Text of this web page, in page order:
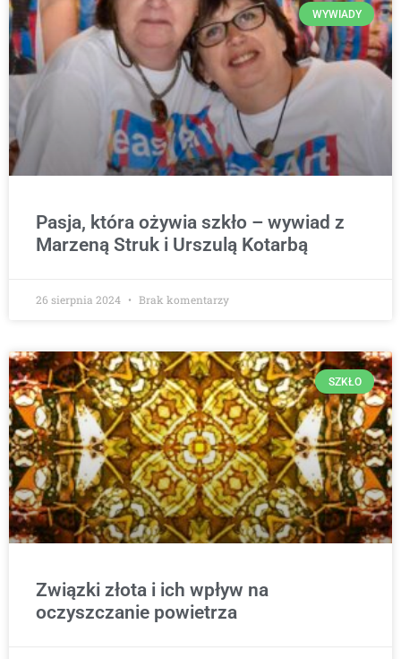
WYWIADY
Pasja, która ożywia szkło – wywiad z
Marzeną Struk i Urszulą Kotarbą
26 sierpnia 2024 Brak komentarzy
SZKŁO
Związki złota i ich wpływ na
oczyszczanie powietrza